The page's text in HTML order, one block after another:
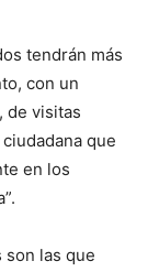
tendrán más
con un
de visitas
que
en los
son las que